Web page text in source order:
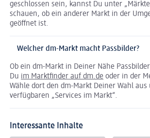
geschlossen sein, kannst Du unter
schauen, ob ein anderer Markt in der
geöffnet ist.
Welcher dm-Markt macht Passbilder?
Ob ein dm-Markt in Deiner Nähe
Du im Marktfinder auf dm.de oder in der
Wähle dort den dm-Markt Deiner Wahl aus
verfügbaren „Services im Markt“.
Interessante Inhalte